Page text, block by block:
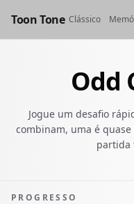
Toon Tone Clássico
Odd
Jogue um desafio
combinam, uma é
partida
PROGRESSO